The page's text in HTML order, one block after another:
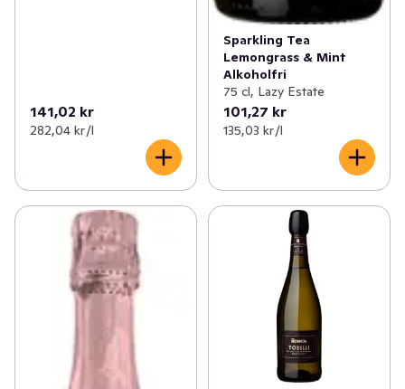
141,02 kr
282,04 kr /l
Sparkling Tea
Lemongrass & Mint
Alkoholfri
75 cl, Lazy Estate
101,27 kr
135,03 kr /l